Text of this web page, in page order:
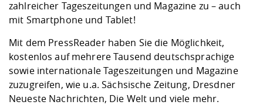
Checkliste zum
und Physik
Lebenslagen
Studentenwerk
Career Service
Lehren,
Weiterbilden im
Formulare und
Gründung und
Kooperationen
Klimaschutz &
Informatik/
Landbau/
Maschinenbau
Angebote für Unternehmen
Kontakt und Anfahrt
Qualitätssicherung
zahlreicher Tageszeitungen und Magazine zu – auch
mit Smartphone und Tablet!
Mit dem PressReader haben Sie die Möglichkeit,
kostenlos auf mehrere Tausend deutschsprachige
sowie internationale Tageszeitungen und Magazine
zuzugreifen, wie u.a. Sächsische Zeitung, Dresdner
Neueste Nachrichten, Die Welt und viele mehr.